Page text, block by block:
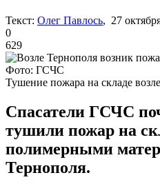
Текст: Олег Павлось, 27
0
629
Фото: ГСЧС
Тушение пожара на складе
Спасатели ГСЧС
тушили пожар на
полимерными
Тернополя.